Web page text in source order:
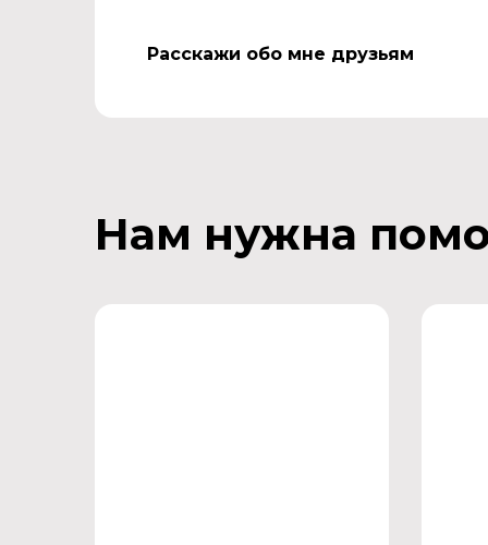
Расскажи обо мне друзьям
Нам нужна